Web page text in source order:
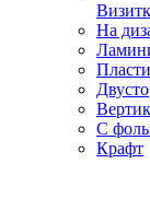
На
С
Крафт